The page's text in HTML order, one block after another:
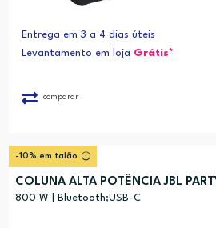
Entrega em 3 a 4 dias úteis
Levantamento em loja Grátis*
comparar
-10% em talão
COLUNA ALTA POTÊNCIA JBL
800 W | Bluetooth;USB-C